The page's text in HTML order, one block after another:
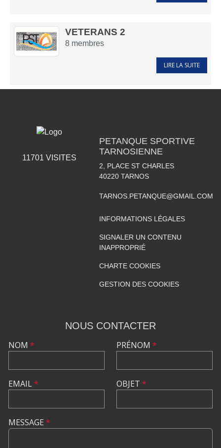
VETERANS 2
8 membres
LIRE LA SUITE
11701 VISITES
PETANQUE SPORTIVE
TARNOSIENNE
2, PLACE ST CHARLES
40220 TARNOS
TARNOS.PETANQUE@GMAIL.COM
INFORMATIONS LÉGALES
SIGNALER UN CONTENU
INAPPROPRIÉ
CHARTE COOKIES
GESTION DES COOKIES
NOUS CONTACTER
NOM *
EMAIL*
PRÉNOM *
OBJET *
MESSAGE *